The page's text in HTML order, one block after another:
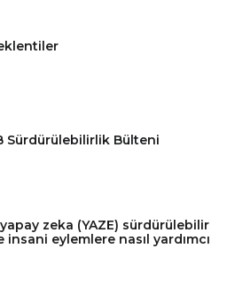
Sürdürülebilirlik Bülteni
zeka (YAZE) sürdürülebilir
insani eylemlere nasıl yardımcı